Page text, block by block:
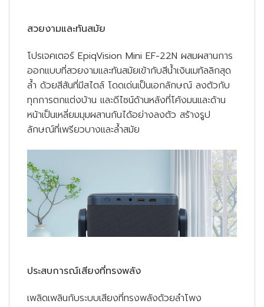
สวยงามและทันสมัย
โปรเจคเตอร์ EpiqVision Mini EF-22N ผสมผสานการ
ออกแบบที่สวยงามและทันสมัยเข้ากับสีน้ำเงินเมทัลลิกสุด
ล้ำ ด้วยสีสันที่มีสไตล์ โดดเด่นเป็นเอกลักษณ์ ลงตัวกับ
ทุกการตกแต่งบ้าน และดีไซน์ด้านหลังที่โค้งมนและด้าน
หน้าเป็นเหลี่ยมมุมผสานกันได้อย่างลงตัว สร้างรูป
ลักษณ์ที่เพรียวบางและล้ำสมัย
ประสบการณ์เสียงที่ทรงพลัง
เพลิดเพลินกับระบบเสียงที่ทรงพลังด้วยลำโพง